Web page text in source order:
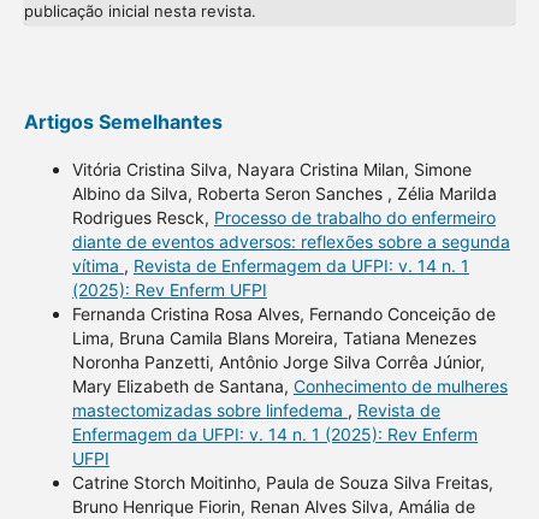
publicação inicial nesta revista.
Artigos Semelhantes
Vitória Cristina Silva, Nayara Cristina Milan, Simone
Albino da Silva, Roberta Seron Sanches , Zélia Marilda
Rodrigues Resck, Processo de trabalho do enfermeiro
diante de eventos adversos: reflexões sobre a segunda
vítima , Revista de Enfermagem da UFPI: v. 14 n. 1
(2025): Rev Enferm UFPI
Fernanda Cristina Rosa Alves, Fernando Conceição de
Lima, Bruna Camila Blans Moreira, Tatiana Menezes
Noronha Panzetti, Antônio Jorge Silva Corrêa Júnior,
Mary Elizabeth de Santana, Conhecimento de mulheres
mastectomizadas sobre linfedema , Revista de
Enfermagem da UFPI: v. 14 n. 1 (2025): Rev Enferm
UFPI
Catrine Storch Moitinho, Paula de Souza Silva Freitas,
Bruno Henrique Fiorin, Renan Alves Silva, Amália de